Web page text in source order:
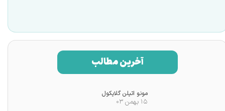
آخرین مطالب
مونو اتیلن گلایکول
۱۵ بهمن ۰۳